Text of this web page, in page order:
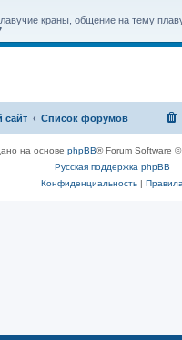
краны, общение на тему
сайт Список форумов
на основе phpBB® Forum Software
Русская поддержка phpBB
Конфиденциальность| Правила